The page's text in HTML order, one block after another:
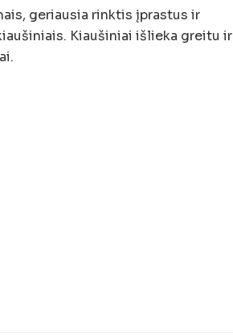
geriausia rinktis įprastus ir
Kiaušiniai išlieka greitu ir